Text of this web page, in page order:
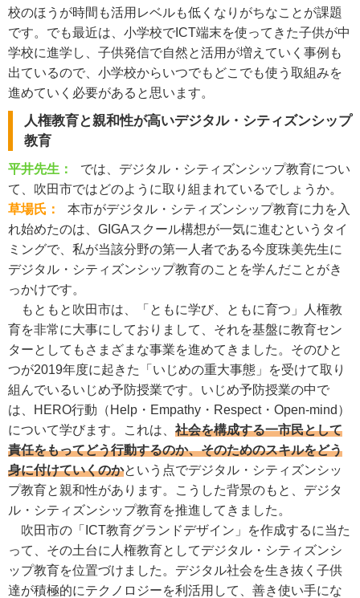
校のほうが時間も活用レベルも低くなりがちなことが課題
です。でも最近は、小学校でICT端末を使ってきた子供が中
学校に進学し、子供発信で自然と活用が増えていく事例も
出ているので、小学校からいつでもどこでも使う取組みを
進めていく必要があると思います。
人権教育と親和性が高いデジタル・シティズンシップ
教育
平井先生：
では、デジタル・シティズンシップ教育につい
て、吹田市ではどのように取り組まれているでしょうか。
草場氏：
本市がデジタル・シティズンシップ教育に力を入
れ始めたのは、GIGAスクール構想が一気に進むというタイ
ミングで、私が当該分野の第一人者である今度珠美先生に
デジタル・シティズンシップ教育のことを学んだことがき
っかけです。
もともと吹田市は、「ともに学び、ともに育つ」人権教
育を非常に大事にしておりまして、それを基盤に教育セン
ターとしてもさまざまな事業を進めてきました。そのひと
つが2019年度に起きた「いじめの重大事態」を受けて取り
組んでいるいじめ予防授業です。いじめ予防授業の中で
は、HERO行動（Help・Empathy・Respect・Open-mind）
について学びます。これは、 社会を構成する一市民として
責任をもってどう行動するのか、そのためのスキルをどう
身に付けていくのかという点でデジタル・シティズンシッ
プ教育と親和性があります。こうした背景のもと、デジタ
ル・シティズンシップ教育を推進してきました。
吹田市の「ICT教育グランドデザイン」を作成するに当た
って、その土台に人権教育としてデジタル・シティズンシ
ップ教育を位置づけました。デジタル社会を生き抜く子供
達が積極的にテクノロジーを利活用して、善き使い手にな